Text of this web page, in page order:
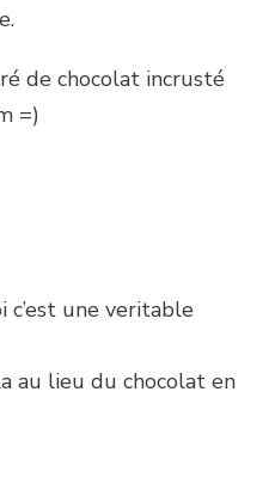
de chocolat incrusté
=)
c’est une veritable
au lieu du chocolat en